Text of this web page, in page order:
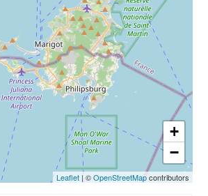
+
−
Leaflet| ©OpenStreetMapcontributors